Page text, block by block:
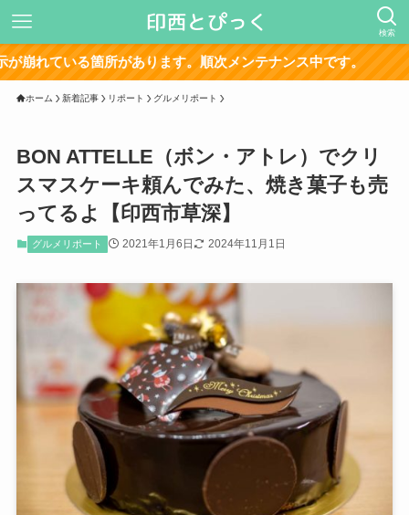
検索
サ
ホーム 新着記事 リポート グルメリポート
BON ATTELLE（ボン・アトレ）でクリ
スマスケーキ頼んでみた、焼き菓子も売
ってるよ【印西市草深】
グルメリポート 2021年1月6日 2024年11月1日